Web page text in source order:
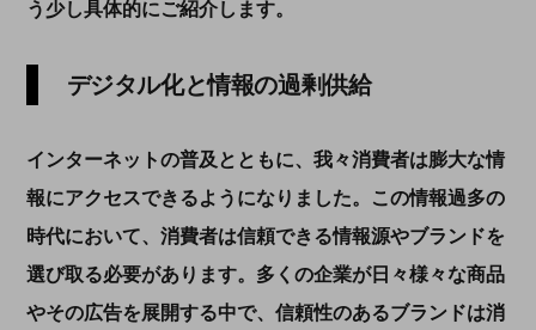
う少し具体的にご紹介します。
デジタル化と情報の過剰供給
インターネットの普及とともに、我々消費者は膨大な情
報にアクセスできるようになりました。この情報過多の
時代において、消費者は信頼できる情報源やブランドを
選び取る必要があります。多くの企業が日々様々な商品
やその広告を展開する中で、信頼性のあるブランドは消